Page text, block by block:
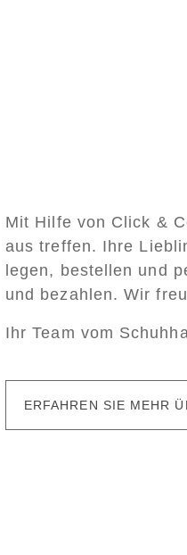
Mit Hilfe von Click &
aus treffen. Ihre
legen, bestellen und
und bezahlen. Wir
Ihr Team vom
ERFAHREN SIE MEHR